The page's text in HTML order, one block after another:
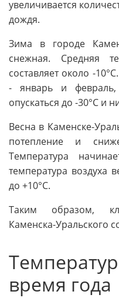
увеличивается
дождя.
Зима в городе
снежная. Средняя
составляет около -
- январь и февраль,
опускаться до -30°C и
Весна в Каменске-
потепление и
Температура
температура воздуха
до +10°C.
Таким образом,
Каменска-Уральского
время года